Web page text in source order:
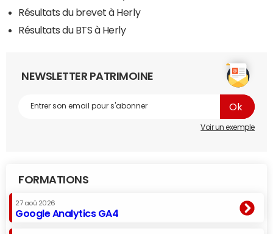
Résultats du brevet à Herly
Résultats du BTS à Herly
NEWSLETTER PATRIMOINE
Voir un exemple
FORMATIONS
27 aoû 2026
Google Analytics GA4